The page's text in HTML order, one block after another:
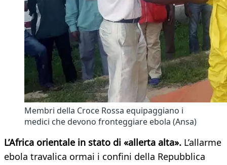
Membri della Croce Rossa equipaggiano i
medici che devono fronteggiare ebola (Ansa)
L’Africa orientale in stato di «allerta alta». L’allarme
ebola travalica ormai i confini della Repubblica